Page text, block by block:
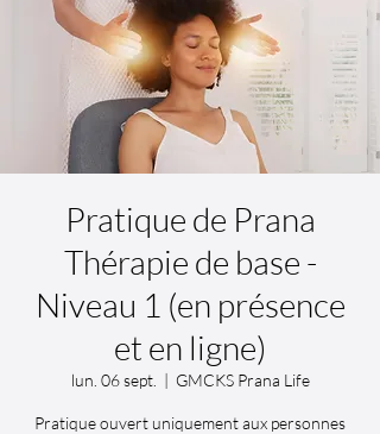
Pratique de Prana
Thérapie de base -
Niveau 1 (en présence
et en ligne)
lun. 06 sept.
  |
GMCKS Prana Life
Pratique ouvert uniquement aux personnes